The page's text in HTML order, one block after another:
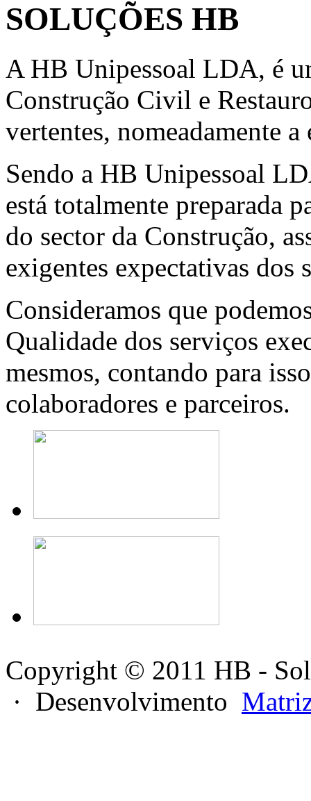
SOLUÇÕES HB
A HB Unipessoal LDA, é
Construção Civil e
vertentes, nomeadamente
Sendo a HB Unipessoal
está totalmente preparada
do sector da Construção,
exigentes expectativas dos
Consideramos que
Qualidade dos serviços
mesmos, contando para
colaboradores e parceiros.
Copyright © 2011 HB -
· Desenvolvimento